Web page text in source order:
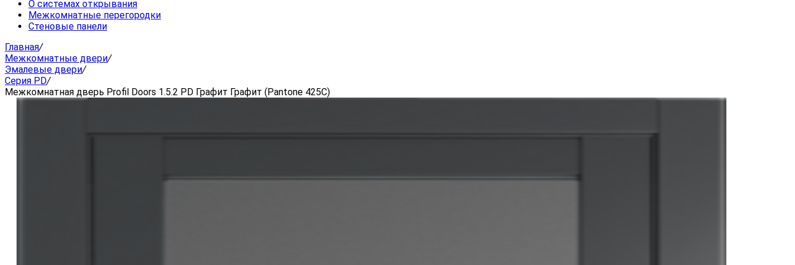
О системах открывания
Межкомнатные перегородки
Стеновые панели
Главная/
Межкомнатные двери/
Эмалевые двери/
Серия PD/
Межкомнатная дверь Profil Doors 1.5.2 PD Графит Графит (Pantone 425С)